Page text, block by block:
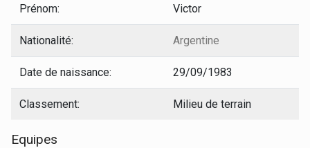
Prénom: Victor
Nationalité: Argentine
Date de naissance: 29/09/1983
Classement: Milieu de terrain
Equipes